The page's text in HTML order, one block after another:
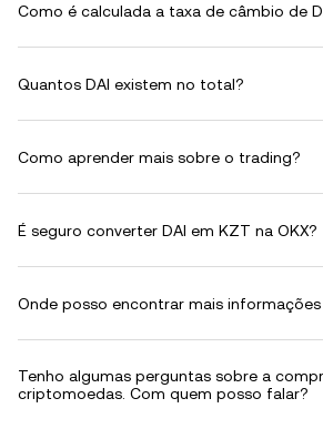
Como é calculada a taxa de câmbio de
Quantos DAI existem no total?
Como aprender mais sobre o trading?
É seguro converter DAI em KZT na OKX?
Onde posso encontrar mais informações
Tenho algumas perguntas sobre a
criptomoedas. Com quem posso falar?